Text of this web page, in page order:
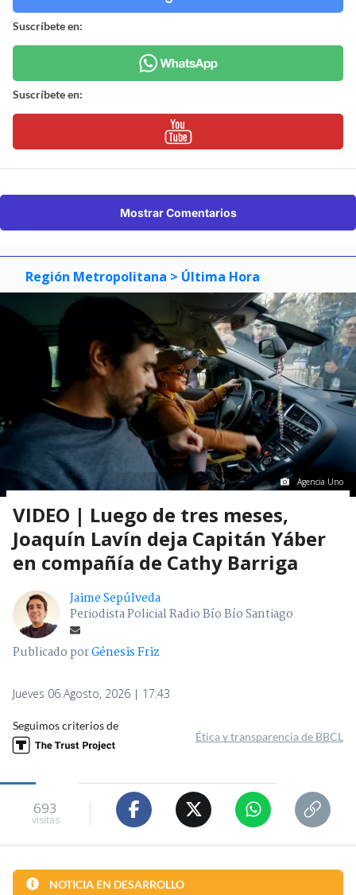
Suscríbete en:
Suscríbete en:
Mostrar Comentarios
Región Metropolitana > Última Hora
Agencia Uno
VIDEO | Luego de tres meses,
Joaquín Lavín deja Capitán Yáber
en compañía de Cathy Barriga
Jaime Sepúlveda
Periodista Policial Radio Bío Bío Santiago
Publicado porGénesis Friz
Jueves 06 Agosto, 2026 | 17:43
Seguimos criterios de
Ética y transparencia de BBCL
693
visitas
NOTICIA EN DESARROLLO